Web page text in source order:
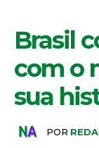
Brasil
com o
sua
POR